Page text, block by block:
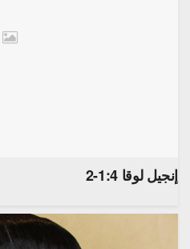
إنجيل لوقا 1:4-2